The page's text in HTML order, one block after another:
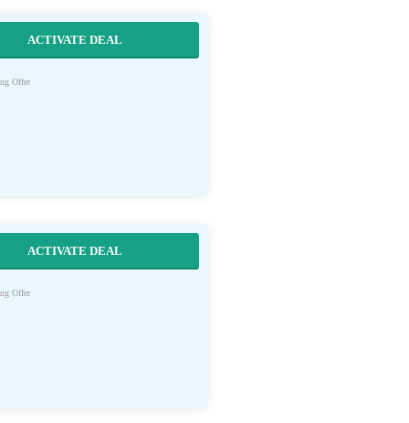
ACTIVATE DEAL
Offer
ACTIVATE DEAL
Offer